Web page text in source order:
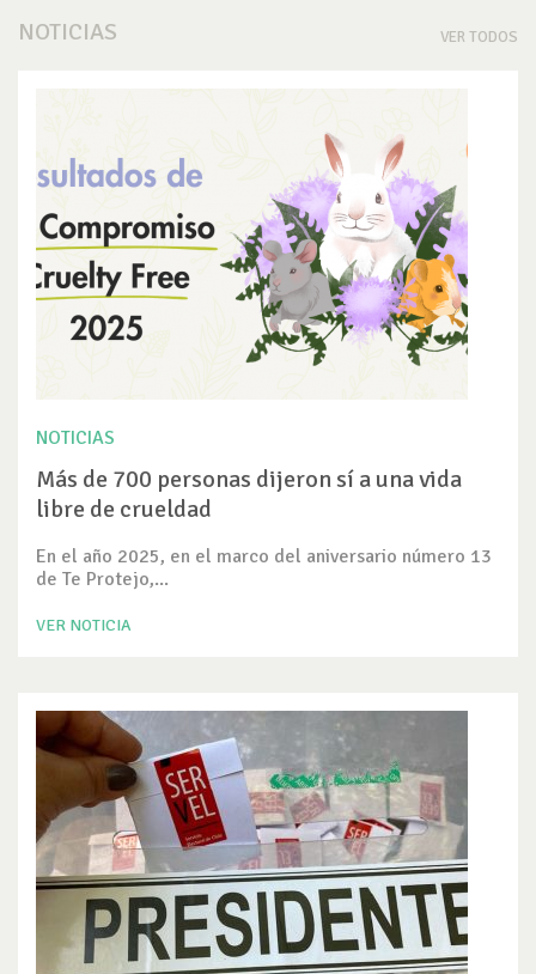
NOTICIAS VER TODOS
NOTICIAS
Más de 700 personas dijeron sí a una vida
libre de crueldad
En el año 2025, en el marco del aniversario número 13
de Te Protejo,...
VER NOTICIA